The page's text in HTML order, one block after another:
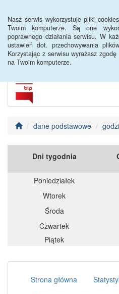
Nasz serwis wykorzystuje pliki
Twoim komputerze. Są one
poprawnego działania serwisu. W
ustawień dot. przechowywania
Korzystając z serwisu wyrażasz
na Twoim komputerze.
Siemiatycze
dane podstawowe
Dni tygodnia
Poniedziałek
Wtorek
Środa
Czwartek
Piątek
Strona główna